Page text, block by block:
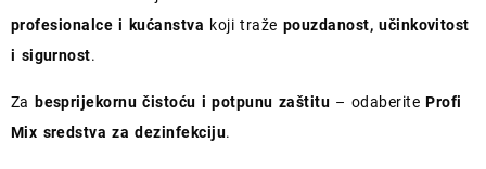
profesionalce i kućanstva koji traže pouzdanost, učinkovitost
i sigurnost.
Za besprijekornu čistoću i potpunu zaštitu – odaberiteProfi
Mix sredstva za dezinfekciju.